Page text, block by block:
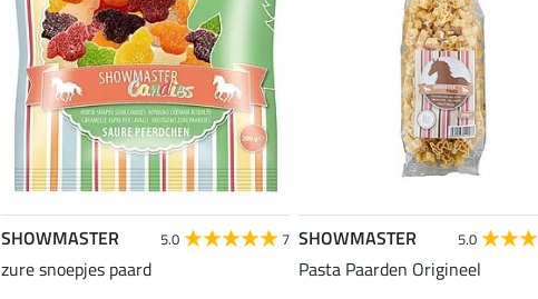
SHOWMASTER 5.0 7
zure snoepjes paard
SHOWMASTER 5.0
Pasta Paarden Origineel